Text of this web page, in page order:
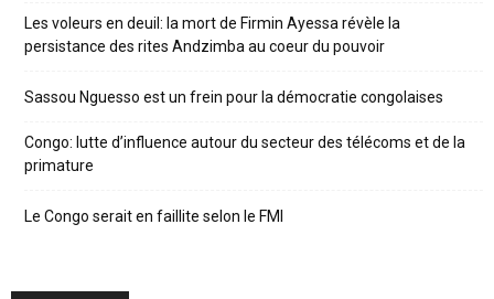
Les voleurs en deuil: la mort de Firmin Ayessa révèle la
persistance des rites Andzimba au coeur du pouvoir
Sassou Nguesso est un frein pour la démocratie congolaises
Congo: lutte d’influence autour du secteur des télécoms et de la
primature
Le Congo serait en faillite selon le FMI